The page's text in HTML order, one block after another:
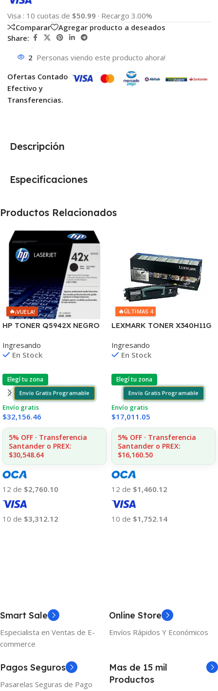
Visa : 10 cuotas de $50.99 · Recargo 3.00%
Comparar
Agregar producto a deseados
Share:
2 Personas viendo este producto ahora!
Ofertas Contado
Efectivo y
Transferencias.
Descripción
Especificaciones
Productos Relacionados
🔥¡VUELA!
HP TONER Q5942X NEGRO
COPIAS (D)
Ingresando
En Stock
Elegí tu zona
Envío Gratis Programable
Envío gratis
$32,156.46
5% OFF · Transferencia
Santander o PREX:
$30,548.64
12 de $2,760.10
10 de $3,312.12
🔥ÚLTIMAS 4
LEXMARK TONER X340H11G
CP
Ingresando
En Stock
Elegí tu zona
Envío Gratis Programable
Envío gratis
$17,011.05
5% OFF · Transferencia
Santander o PREX:
$16,160.50
12 de $1,460.12
10 de $1,752.14
Smart Sale
Especialista en Ventas de E-
commerce
Online Store
Envíos Rápidos Y Económicos
Pagos Seguros
Pasarelas Seguras de Pago
Mas de 15 mil
Productos